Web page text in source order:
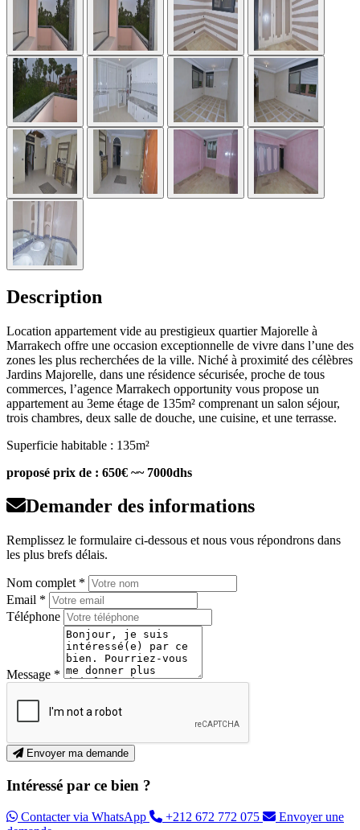
Description
Location appartement vide au prestigieux quartier Majorelle à
Marrakech offre une occasion exceptionnelle de vivre dans l’une des
zones les plus recherchées de la ville. Niché à proximité des célèbres
Jardins Majorelle, dans une résidence sécurisée, proche de tous
commerces, l’agence Marrakech opportunity vous propose un
appartement au 3eme étage de 135m² comprenant un salon séjour,
trois chambres, deux salle de douche, une cuisine, et une terrasse.
Superficie habitable : 135m²
proposé prix de : 650€ ~~ 7000dhs
Demander des informations
Remplissez le formulaire ci-dessous et nous vous répondrons dans
les plus brefs délais.
Nom complet *
Email *
Téléphone
Message *
Envoyer ma demande
Intéressé par ce bien ?
Contacter via WhatsApp +212 672 772 075
Envoyer une